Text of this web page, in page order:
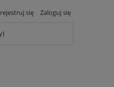
się Zaloguj się